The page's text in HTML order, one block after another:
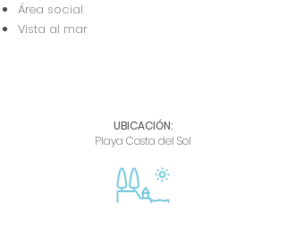
Área social
Vista al mar
UBICACIÓN:
Playa Costa del Sol